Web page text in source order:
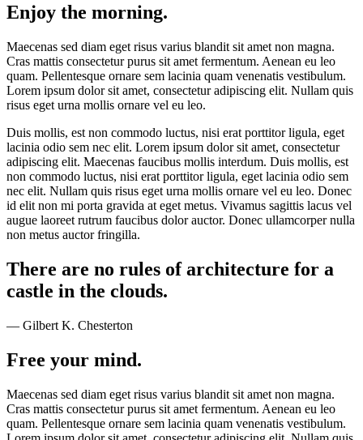
Enjoy the morning.
Maecenas sed diam eget risus varius blandit sit amet non magna.
Cras mattis consectetur purus sit amet fermentum. Aenean eu leo
quam. Pellentesque ornare sem lacinia quam venenatis vestibulum.
Lorem ipsum dolor sit amet, consectetur adipiscing elit. Nullam quis
risus eget urna mollis ornare vel eu leo.
Duis mollis, est non commodo luctus, nisi erat porttitor ligula, eget
lacinia odio sem nec elit. Lorem ipsum dolor sit amet, consectetur
adipiscing elit. Maecenas faucibus mollis interdum. Duis mollis, est
non commodo luctus, nisi erat porttitor ligula, eget lacinia odio sem
nec elit. Nullam quis risus eget urna mollis ornare vel eu leo. Donec
id elit non mi porta gravida at eget metus. Vivamus sagittis lacus vel
augue laoreet rutrum faucibus dolor auctor. Donec ullamcorper nulla
non metus auctor fringilla.
There are no rules of architecture for a
castle in the clouds.
— Gilbert K. Chesterton
Free your mind.
Maecenas sed diam eget risus varius blandit sit amet non magna.
Cras mattis consectetur purus sit amet fermentum. Aenean eu leo
quam. Pellentesque ornare sem lacinia quam venenatis vestibulum.